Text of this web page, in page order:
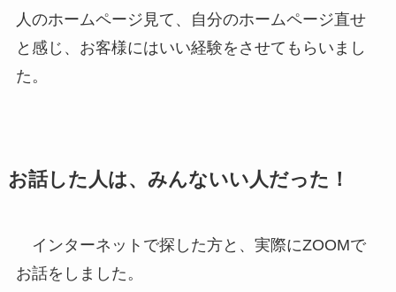
人のホームページ見て、自分のホームページ直せ
と感じ、お客様にはいい経験をさせてもらいまし
た。
お話した人は、みんないい人だった！
インターネットで探した方と、実際にZOOMで
お話をしました。